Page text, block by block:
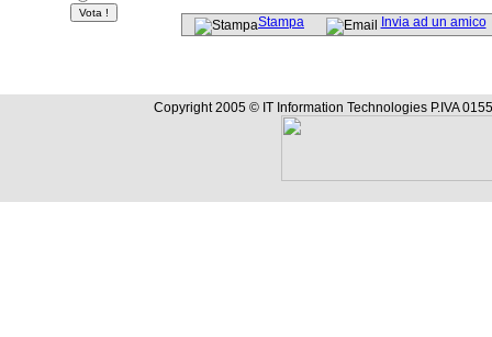
Stampa Invia ad un amico
Copyright 2005 © IT Information Technologies P.IVA